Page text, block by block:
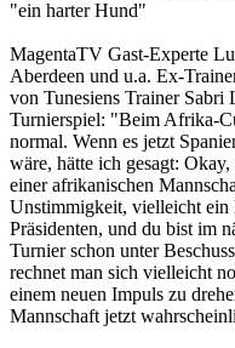
"ein harter Hund"
MagentaTV Gast-Experte
Aberdeen und u.a. Ex-
von Tunesiens Trainer Sabri
Turnierspiel: "Beim Afrika-
normal. Wenn es jetzt
wäre, hätte ich gesagt:
einer afrikanischen
Unstimmigkeit, vielleicht ein
Präsidenten, und du bist im
Turnier schon unter
rechnet man sich vielleicht
einem neuen Impuls zu
Mannschaft jetzt